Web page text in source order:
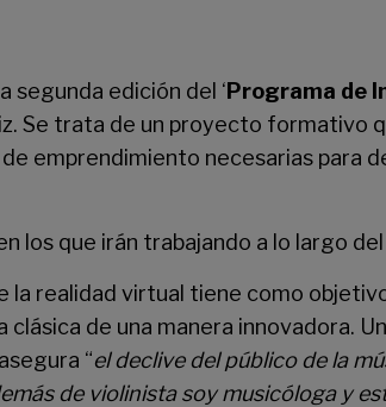
segunda edición del ‘ Programa de
Se trata de un proyecto
emprendimiento necesarias para
los que irán trabajando a lo largo
la realidad virtual tiene como
de una manera innovadora.
“el declive del público de la
de violinista soy musicóloga y